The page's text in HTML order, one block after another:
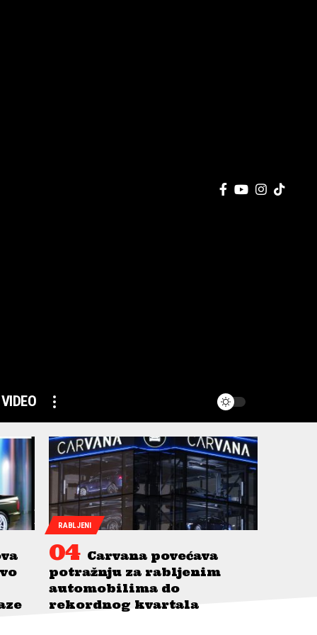
VIDEO
RABLJENI
Carvana povećava
potražnju za rabljenim
automobilima do
rekordnog kvartala